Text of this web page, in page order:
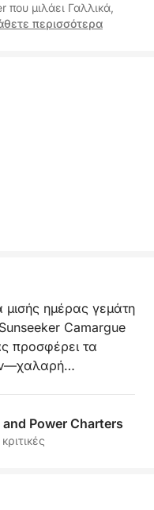
μιλάει Γαλλικά,
περισσότερα
μισής ημέρας γεμάτη
Camargue
προσφέρει τα
σε
ή Sotogrande,
Power Charters